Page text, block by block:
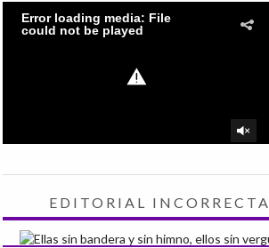
EDITORIAL INCORRECTA